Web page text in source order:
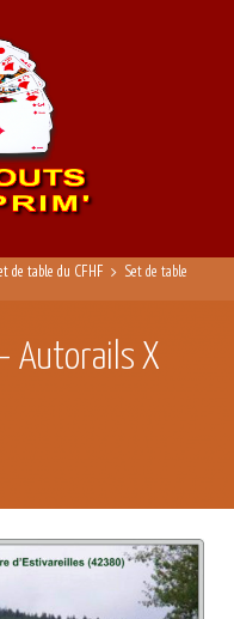
de table du CFHF Set de table
Autorails X